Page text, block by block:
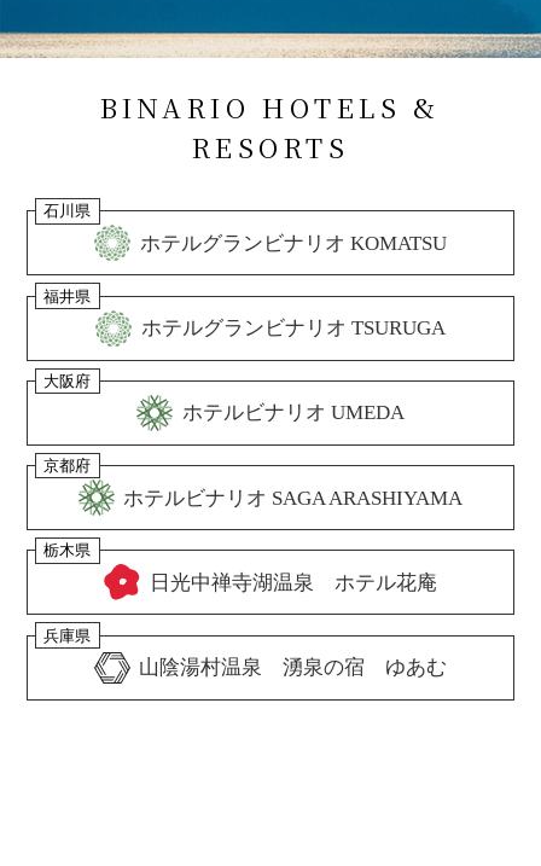
BINARIO HOTELS &
RESORTS
石川県
ホテルグランビナリオ KOMATSU
福井県
ホテルグランビナリオ TSURUGA
大阪府
ホテルビナリオ UMEDA
京都府
ホテルビナリオ SAGA ARASHIYAMA
栃木県
日光中禅寺湖温泉 ホテル花庵
兵庫県
山陰湯村温泉 湧泉の宿 ゆあむ